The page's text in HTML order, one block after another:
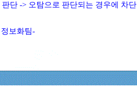
단 -> 오탐으로 판단되는 경우에 차단
보화팀-